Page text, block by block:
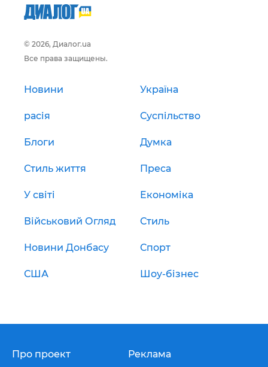
© 2026, Диалог.ua
Все права защищены.
Новини Україна
расія Суспільство
Блоги Думка
Стиль життя Преса
У світі Економіка
Військовий Огляд Стиль
Новини Донбасу Спорт
США Шоу-бізнес
Про проект Реклама